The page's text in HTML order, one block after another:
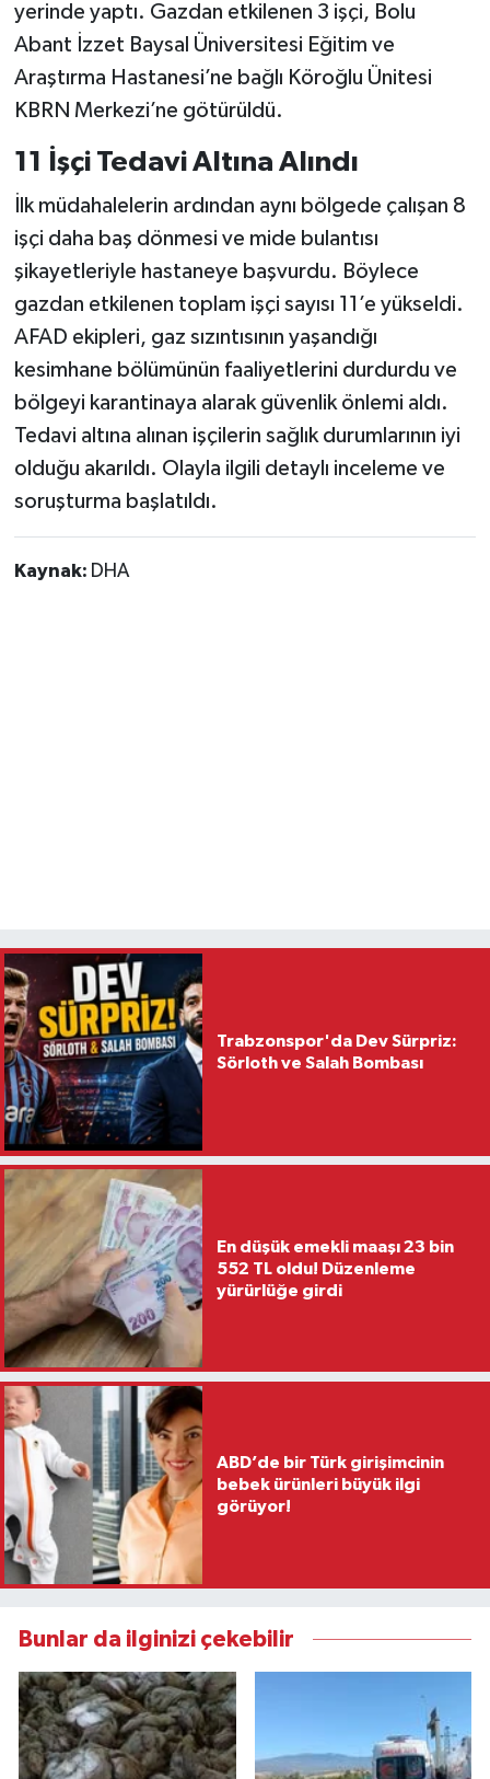
yerinde yaptı. Gazdan etkilenen 3 işçi, Bolu
Abant İzzet Baysal Üniversitesi Eğitim ve
Araştırma Hastanesi’ne bağlı Köroğlu Ünitesi
KBRN Merkezi’ne götürüldü.
11 İşçi Tedavi Altına Alındı
İlk müdahalelerin ardından aynı bölgede çalışan 8
işçi daha baş dönmesi ve mide bulantısı
şikayetleriyle hastaneye başvurdu. Böylece
gazdan etkilenen toplam işçi sayısı 11’e yükseldi.
AFAD ekipleri, gaz sızıntısının yaşandığı
kesimhane bölümünün faaliyetlerini durdurdu ve
bölgeyi karantinaya alarak güvenlik önlemi aldı.
Tedavi altına alınan işçilerin sağlık durumlarının iyi
olduğu akarıldı. Olayla ilgili detaylı inceleme ve
soruşturma başlatıldı.
Kaynak: DHA
Trabzonspor'da Dev Sürpriz:
Sörloth ve Salah Bombası
En düşük emekli maaşı 23 bin
552 TL oldu! Düzenleme
yürürlüğe girdi
ABD’de bir Türk girişimcinin
bebek ürünleri büyük ilgi
görüyor!
Bunlar da ilginizi çekebilir